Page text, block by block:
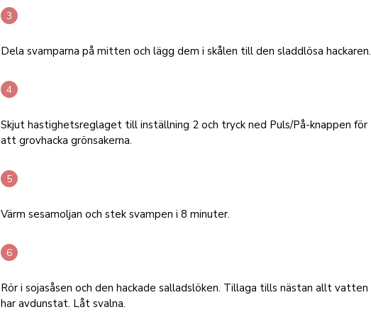
Dela svamparna på mitten och lägg dem i skålen till den sladdlösa hackaren.
Skjut hastighetsreglaget till inställning 2 och tryck ned Puls/På-knappen för
att grovhacka grönsakerna.
Värm sesamoljan och stek svampen i 8 minuter.
Rör i sojasåsen och den hackade salladslöken. Tillaga tills nästan allt vatten
har avdunstat. Låt svalna.